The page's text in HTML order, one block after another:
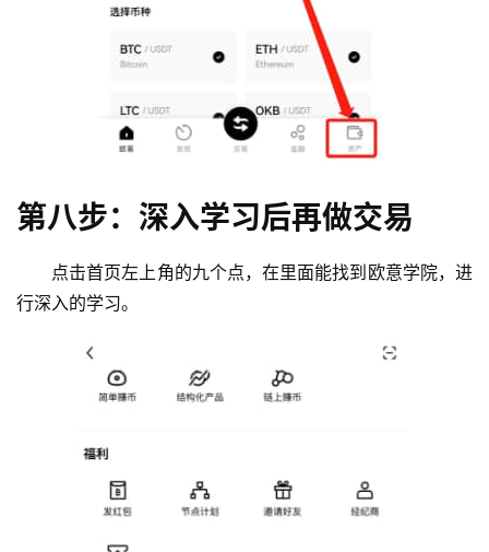
第八步：深入学习后再做交易
点击首页左上角的九个点，在里面能找到欧意学院，进
行深入的学习。